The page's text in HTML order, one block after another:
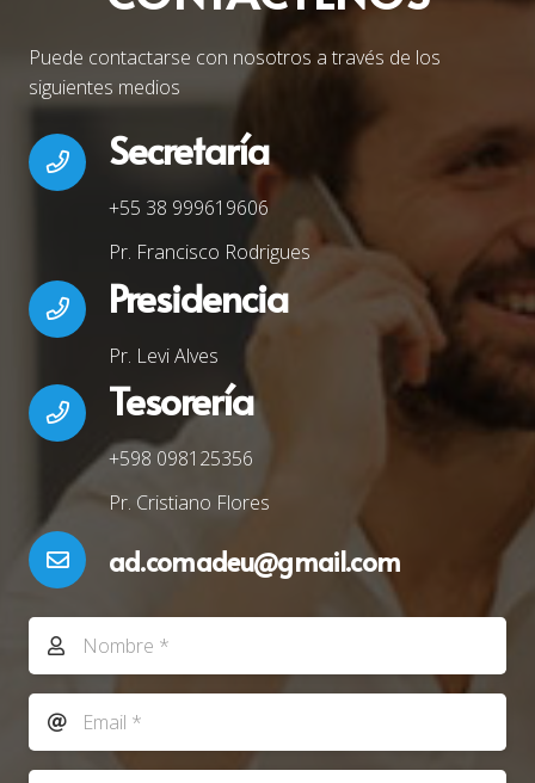
Puede contactarse con nosotros a través de los
siguientes medios
Secretaría
+55 38 999619606
Pr. Francisco Rodrigues
Presidencia
Pr. Levi Alves
Tesorería
+598 098125356
Pr. Cristiano Flores
ad.comadeu@gmail.com